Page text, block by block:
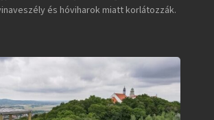
és hóviharok miatt korlátozzák.